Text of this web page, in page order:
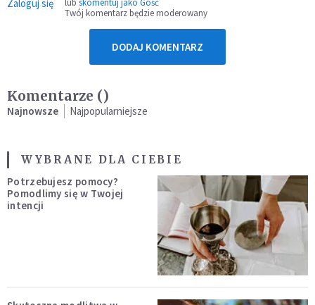
Zaloguj się
Twój komentarz będzie moderowany
DODAJ KOMENTARZ
Komentarze ()
Najnowsze Najpopularniejsze
WYBRANE DLA CIEBIE
Potrzebujesz pomocy?
Pomodlimy się w Twojej
intencji